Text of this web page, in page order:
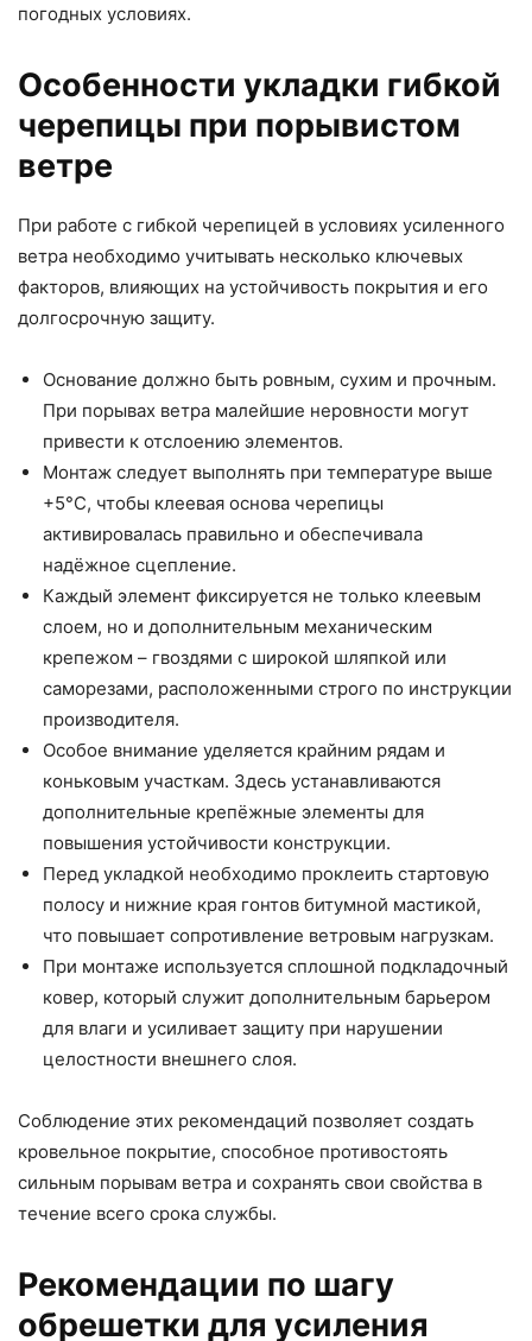
погодных условиях.
Особенности укладки гибкой
черепицы при порывистом
ветре
При работе с гибкой черепицей в условиях усиленного
ветра необходимо учитывать несколько ключевых
факторов, влияющих на устойчивость покрытия и его
долгосрочную защиту.
Основание должно быть ровным, сухим и прочным.
При порывах ветра малейшие неровности могут
привести к отслоению элементов.
Монтаж следует выполнять при температуре выше
+5°C, чтобы клеевая основа черепицы
активировалась правильно и обеспечивала
надёжное сцепление.
Каждый элемент фиксируется не только клеевым
слоем, но и дополнительным механическим
крепежом – гвоздями с широкой шляпкой или
саморезами, расположенными строго по инструкции
производителя.
Особое внимание уделяется крайним рядам и
коньковым участкам. Здесь устанавливаются
дополнительные крепёжные элементы для
повышения устойчивости конструкции.
Перед укладкой необходимо проклеить стартовую
полосу и нижние края гонтов битумной мастикой,
что повышает сопротивление ветровым нагрузкам.
При монтаже используется сплошной подкладочный
ковер, который служит дополнительным барьером
для влаги и усиливает защиту при нарушении
целостности внешнего слоя.
Соблюдение этих рекомендаций позволяет создать
кровельное покрытие, способное противостоять
сильным порывам ветра и сохранять свои свойства в
течение всего срока службы.
Рекомендации по шагу
обрешетки для усиления